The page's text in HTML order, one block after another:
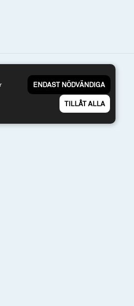
Om webbplatsen & cookies
Risk och rådgivning
ENDAST NÖDVÄNDIGA
TILLÅT ALLA